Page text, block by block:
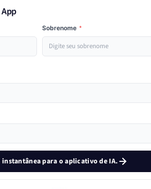
Sobrenome *
para o aplicativo de IA.